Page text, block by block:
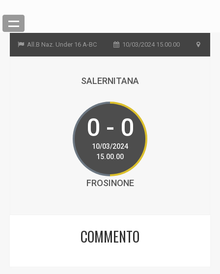
All.B Naz. Under 16 A-BC 10/03/2024 15.00.00
SALERNITANA
0 - 0
10/03/2024
15.00.00
FROSINONE
COMMENTO